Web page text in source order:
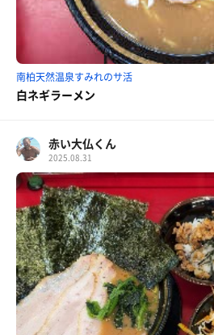
南柏天然温泉すみれのサ活
白ネギラーメン
赤い大仏くん
2025.08.31